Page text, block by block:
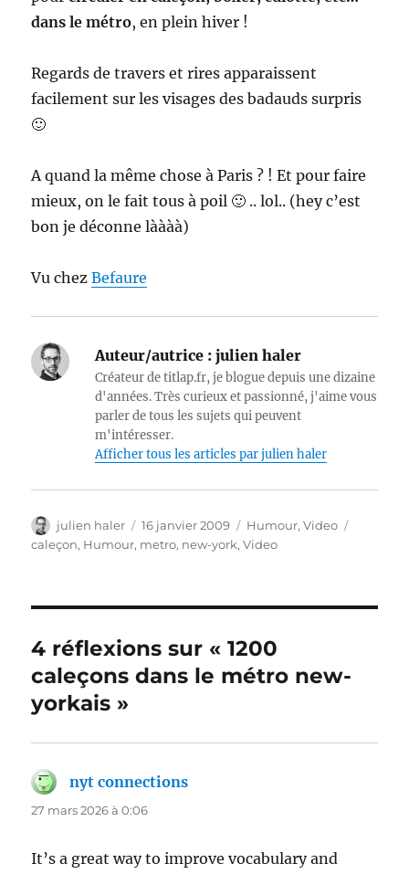
dans le métro, en plein hiver !
Regards de travers et rires apparaissent
facilement sur les visages des badauds surpris
🙂
A quand la même chose à Paris ? ! Et pour faire
mieux, on le fait tous à poil 🙂 .. lol.. (hey c’est
bon je déconne làààà)
Vu chezBefaure
Auteur/autrice : julien haler
Créateur de titlap.fr, je blogue depuis une dizaine
d'années. Très curieux et passionné, j'aime vous
parler de tous les sujets qui peuvent
m'intéresser.
Afficher tous les articles par julien haler
Auteur
julien haler
Publié
le
16 janvier 2009 Catégories
Humour,Video
caleçon, Humour, metro, new-york,Video
4 réflexions sur « 1200
caleçons dans le métro new-
yorkais »
nyt connections
27 mars 2026 à 0:06
It’s a great way to improve vocabulary and